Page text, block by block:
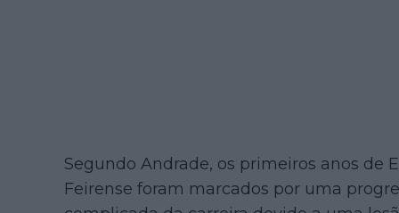
Segundo Andrade, os primeiros anos de
Feirense foram marcados por uma